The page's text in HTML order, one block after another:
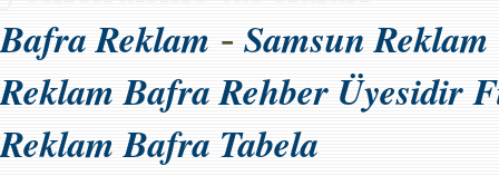
Bafra Reklam - Samsun Reklam
Reklam Bafra Rehber Üyesidir
Reklam Bafra Tabela